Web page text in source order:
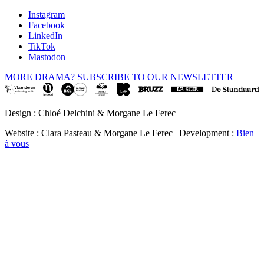
Instagram
Facebook
LinkedIn
TikTok
Mastodon
MORE DRAMA? SUBSCRIBE TO OUR NEWSLETTER
Design : Chloé Delchini & Morgane Le Ferec
Website : Clara Pasteau & Morgane Le Ferec | Development : Bien
à vous